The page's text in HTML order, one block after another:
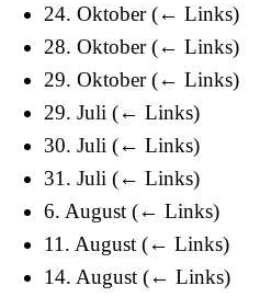
24. Oktober (← Links)
28. Oktober (← Links)
29. Oktober (← Links)
29. Juli (← Links)
30. Juli (← Links)
31. Juli (← Links)
6. August (← Links)
11. August (← Links)
14. August (← Links)